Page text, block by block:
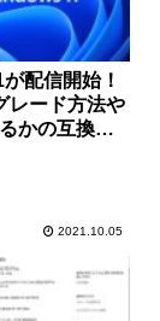
配信開始！
レード方法や
かの互換性
2021.10.05